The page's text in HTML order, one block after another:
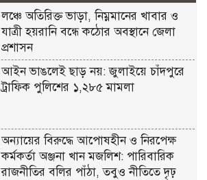
লঞ্চে অতিরিক্ত ভাড়া, নিম্নমানের খাবার ও
যাত্রী হয়রানি বন্ধে কঠোর অবস্থানে জেলা
প্রশাসন
আইন ভাঙলেই ছাড় নয়: জুলাইয়ে চাঁদপুরে
ট্রাফিক পুলিশের ১,২৮৫ মামলা
অন্যায়ের বিরুদ্ধে আপোষহীন ও নিরপেক্ষ
কর্মকর্তা অঞ্জনা খান মজলিশ: পারিবারিক
রাজনীতির বলির পাঁঠা, তবুও নীতিতে দৃঢ়